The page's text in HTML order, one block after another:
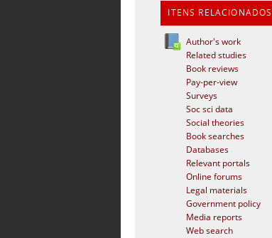
ITENS RELACIONADOS
Author's work
Related studies
Book reviews
Pay-per-view
Surveys
Soc sci data
Social theories
Book searches
Databases
Relevant portals
Online forums
Legal materials
Government policy
Media reports
Web search